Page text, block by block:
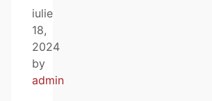
iulie
18,
2024
by
admin